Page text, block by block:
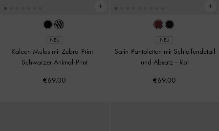
NEU
Kaleen Mules mit Zebra-Print -
Schwarzer Animal-Print
€69.00
NEU
Satin-Pantoletten mit Schleifendetail
und Absatz - Rot
€69.00